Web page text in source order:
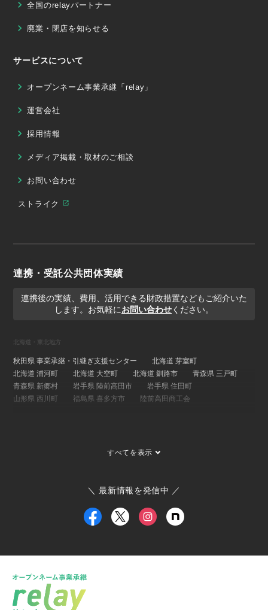
全国のrelayパートナー
廃業・閉店を知らせる
サービスについて
オープンネーム事業承継「relay」
運営会社
採用情報
メディア掲載・取材のご相談
お問い合わせ
ストライク
連携・受託公共団体実績
連携後の実績、費用、活用できる財政措置などもご紹介いた
します。お気軽にお問い合わせください。
すべてを表示
北海道・東北地方
秋田県 事業承継・引継ぎ支援センター
北海道 芽室町
北海道 浦河町
北海道 大空町 北海道 釧路市
青森県 三戸町
青森県 新郷村
岩手県 陸前高田市
岩手県 住田町
山形県 西川町
福島県 喜多方市 陸前高田商工会
茨城県 稲敷市 群馬県 桐生市
小田原箱根商工会議所
福井県 事業承継・引継ぎ支援センター
富山県
新潟県 南魚沼市
新潟県 糸魚川市
新潟県 出雲崎町
新潟県 関川村
＼ 最新情報を発信中 ／